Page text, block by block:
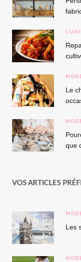
Le
que
VOS ARTICLES
Les